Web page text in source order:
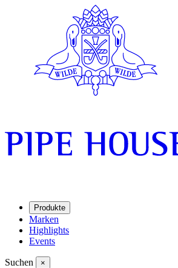
Produkte
Marken
Highlights
Events
Suchen ×